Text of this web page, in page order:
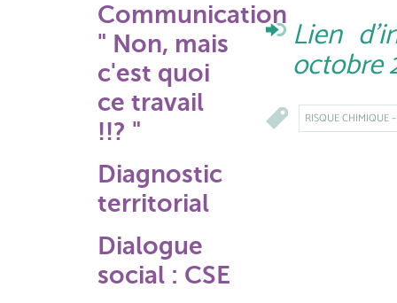
Communication
" Non, mais
c'est quoi
ce travail
!!? "
Diagnostic
territorial
Dialogue
social : CSE
Lien
octobre
RISQUE CHIMIQUE